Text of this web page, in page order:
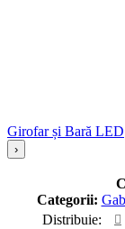
Girofar și Bară LED
›
Categorii:
Distribuie: